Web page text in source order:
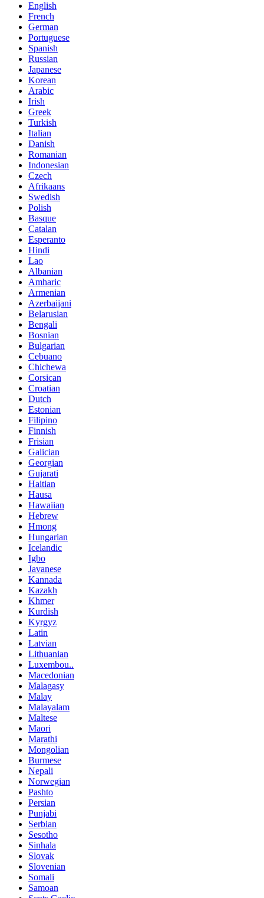
English
French
German
Portuguese
Spanish
Russian
Japanese
Korean
Arabic
Irish
Greek
Turkish
Italian
Danish
Romanian
Indonesian
Czech
Afrikaans
Swedish
Polish
Basque
Catalan
Esperanto
Hindi
Lao
Albanian
Amharic
Armenian
Azerbaijani
Belarusian
Bengali
Bosnian
Bulgarian
Cebuano
Chichewa
Corsican
Croatian
Dutch
Estonian
Filipino
Finnish
Frisian
Galician
Georgian
Gujarati
Haitian
Hausa
Hawaiian
Hebrew
Hmong
Hungarian
Icelandic
Igbo
Javanese
Kannada
Kazakh
Khmer
Kurdish
Kyrgyz
Latin
Latvian
Lithuanian
Luxembou..
Macedonian
Malagasy
Malay
Malayalam
Maltese
Maori
Marathi
Mongolian
Burmese
Nepali
Norwegian
Pashto
Persian
Punjabi
Serbian
Sesotho
Sinhala
Slovak
Slovenian
Somali
Samoan